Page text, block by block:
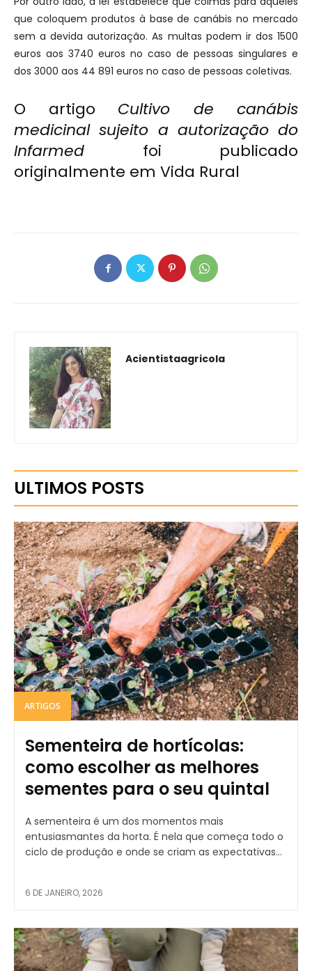
que coloquem produtos à base de canábis no mercado
sem a devida autorização. As multas podem ir dos 1500
euros aos 3740 euros no caso de pessoas singulares e
dos 3000 aos 44 891 euros no caso de pessoas coletivas.
O artigo Cultivo de canábis
medicinal sujeito a autorização do
Infarmed foi publicado
originalmente em Vida Rural
Acientistaagricola
ULTIMOS POSTS
ARTIGOS
Sementeira de hortícolas:
como escolher as melhores
sementes para o seu quintal
A sementeira é um dos momentos mais
entusiasmantes da horta. É nela que começa todo o
ciclo de produção e onde se criam as expectativas...
6 DE JANEIRO, 2026